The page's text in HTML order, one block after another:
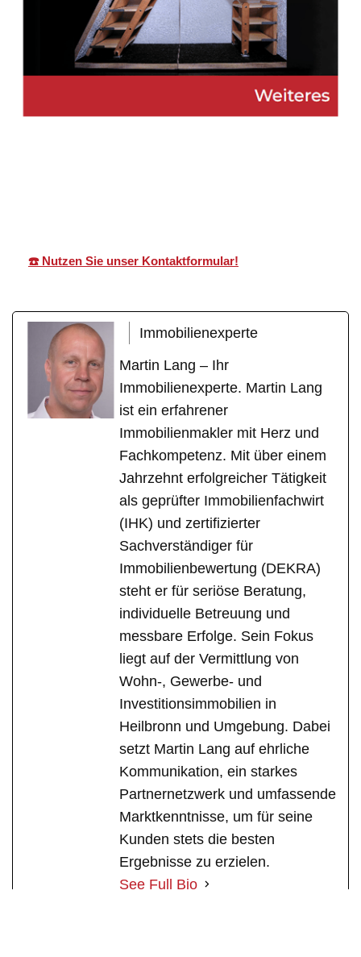
☎️ Nutzen Sie unser Kontaktformular!
Immobilienexperte
Martin Lang – Ihr
Immobilienexperte. Martin Lang
ist ein erfahrener
Immobilienmakler mit Herz und
Fachkompetenz. Mit über einem
Jahrzehnt erfolgreicher Tätigkeit
als geprüfter Immobilienfachwirt
(IHK) und zertifizierter
Sachverständiger für
Immobilienbewertung (DEKRA)
steht er für seriöse Beratung,
individuelle Betreuung und
messbare Erfolge. Sein Fokus
liegt auf der Vermittlung von
Wohn-, Gewerbe- und
Investitionsimmobilien in
Heilbronn und Umgebung. Dabei
setzt Martin Lang auf ehrliche
Kommunikation, ein starkes
Partnernetzwerk und umfassende
Marktkenntnisse, um für seine
Kunden stets die besten
Ergebnisse zu erzielen.
See Full Bio